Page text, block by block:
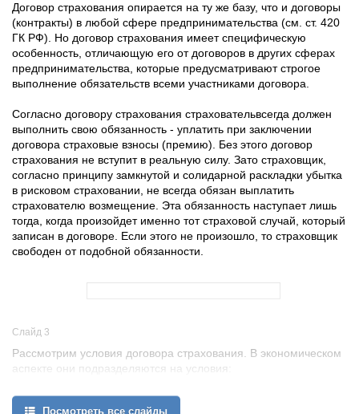
Договор страхования опирается на ту же базу, что и договоры
(контракты) в любой сфере предпринимательства (см. ст. 420
ГК РФ). Но договор страхования имеет специфическую
особенность, отличающую его от договоров в других сферах
предпринимательства, которые предусматривают строгое
выполнение обязательств всеми участниками договора.
Согласно договору страхования страховательвсегда должен
выполнить свою обязанность - уплатить при заключении
договора страховые взносы (премию). Без этого договор
страхования не вступит в реальную силу. Зато страховщик,
согласно принципу замкнутой и солидарной раскладки убытка
в рисковом страховании, не всегда обязан выплатить
страхователю возмещение. Эта обязанность наступает лишь
тогда, когда произойдет именно тот страховой случай, который
записан в договоре. Если этого не произошло, то страховщик
свободен от подобной обязанности.
Слайд 3
Рассмотрим условия договора страхования. В экономическом
аспекте они подразделяются на условия:
2) обязательные;
Посмотреть все слайды